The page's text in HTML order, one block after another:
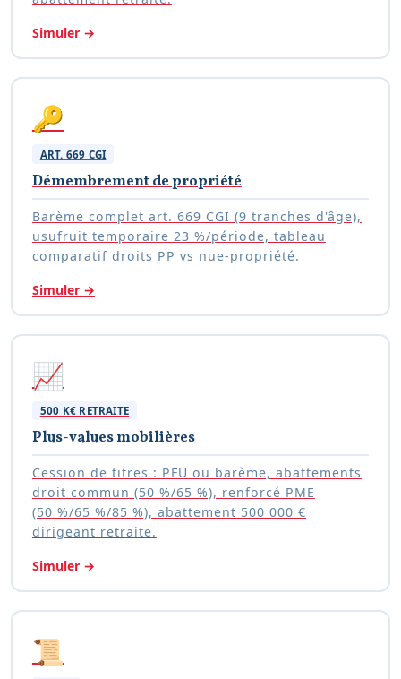
Simuler →
🔑
ART. 669 CGI
Démembrement de propriété
Barème complet art. 669 CGI (9 tranches d'âge),
usufruit temporaire 23 %/période, tableau
comparatif droits PP vs nue-propriété.
Simuler →
📈
500 K€ RETRAITE
Plus-values mobilières
Cession de titres : PFU ou barème, abattements
droit commun (50 %/65 %), renforcé PME
(50 %/65 %/85 %), abattement 500 000 €
dirigeant retraite.
Simuler →
📜